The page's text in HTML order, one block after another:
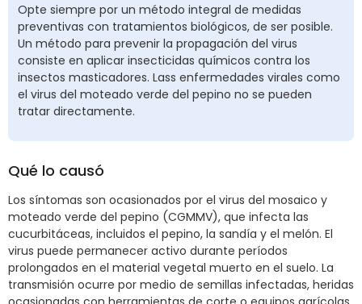
Opte siempre por un método integral de medidas
preventivas con tratamientos biológicos, de ser posible.
Un método para prevenir la propagación del virus
consiste en aplicar insecticidas químicos contra los
insectos masticadores. Lass enfermedades virales como
el virus del moteado verde del pepino no se pueden
tratar directamente.
Qué lo causó
Los síntomas son ocasionados por el virus del mosaico y
moteado verde del pepino (CGMMV), que infecta las
cucurbitáceas, incluidos el pepino, la sandía y el melón. El
virus puede permanecer activo durante períodos
prolongados en el material vegetal muerto en el suelo. La
transmisión ocurre por medio de semillas infectadas, heridas